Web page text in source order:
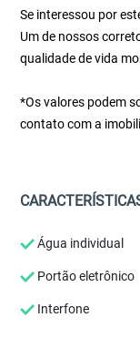
Se interessou por
Um de nossos
qualidade de vida
*Os valores podem
contato com a
Água individual
Portão eletrônico
Interfone